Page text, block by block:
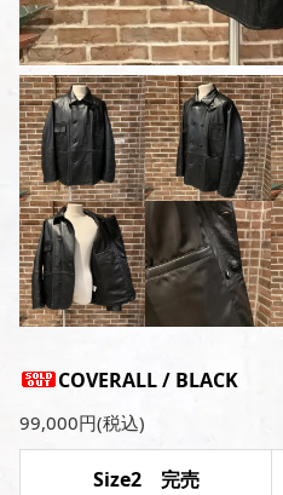
COVERALL / BLACK
99,000円(税込)
Size2 完売